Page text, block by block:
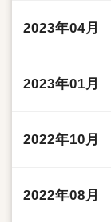
2023年04月
2023年01月
2022年10月
2022年08月